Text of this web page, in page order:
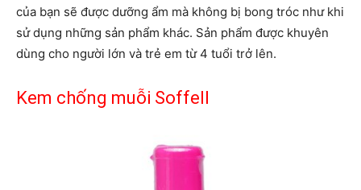
của bạn sẽ được dưỡng ẩm mà không bị bong tróc như khi
sử dụng những sản phẩm khác. Sản phẩm được khuyên
dùng cho người lớn và trẻ em từ 4 tuổi trở lên.
Kem chống muỗi Soffell